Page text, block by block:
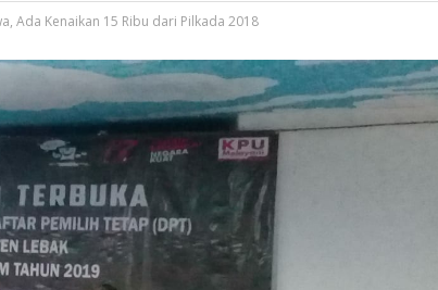
Ada Kenaikan 15 Ribu dari Pilkada 2018